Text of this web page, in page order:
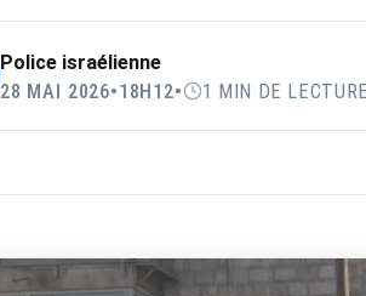
Police israélienne
28 MAI 2026•18H12• 1 MIN DE